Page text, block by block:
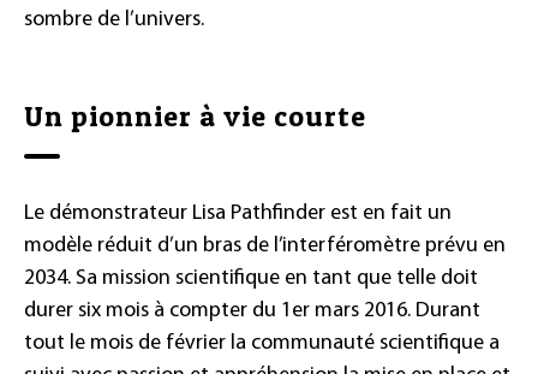
sombre de l’univers.
Un pionnier à vie courte
Le démonstrateur Lisa Pathfinder est en fait un
modèle réduit d’un bras de l’interféromètre prévu en
2034. Sa mission scientifique en tant que telle doit
durer six mois à compter du 1er mars 2016. Durant
tout le mois de février la communauté scientifique a